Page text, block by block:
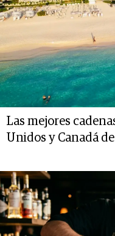
Las mejores
Unidos y Canadá